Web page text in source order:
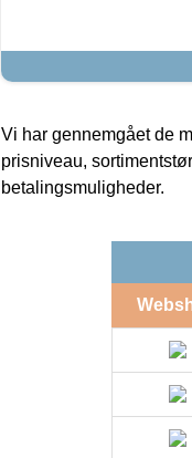
Vi har gennemgået de
prisniveau,
betalingsmuligheder.